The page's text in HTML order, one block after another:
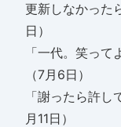
更新しなかった
日）
「一代。笑って
（7月6日）
「謝ったら許
月11日）